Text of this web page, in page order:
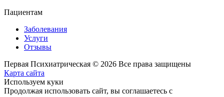
Пациентам
Заболевания
Услуги
Отзывы
Первая Психиатрическая © 2026 Все права защищены
Карта сайта
Используем куки
Продолжая использовать сайт, вы соглашаетесь с